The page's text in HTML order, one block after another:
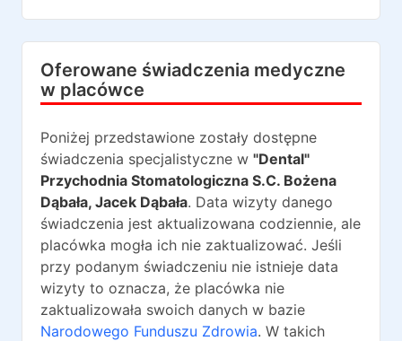
Oferowane świadczenia medyczne
w placówce
Poniżej przedstawione zostały dostępne
świadczenia specjalistyczne w "Dental"
Przychodnia Stomatologiczna S.C. Bożena
Dąbała, Jacek Dąbała. Data wizyty danego
świadczenia jest aktualizowana codziennie, ale
placówka mogła ich nie zaktualizować. Jeśli
przy podanym świadczeniu nie istnieje data
wizyty to oznacza, że placówka nie
zaktualizowała swoich danych w bazie
Narodowego Funduszu Zdrowia. W takich